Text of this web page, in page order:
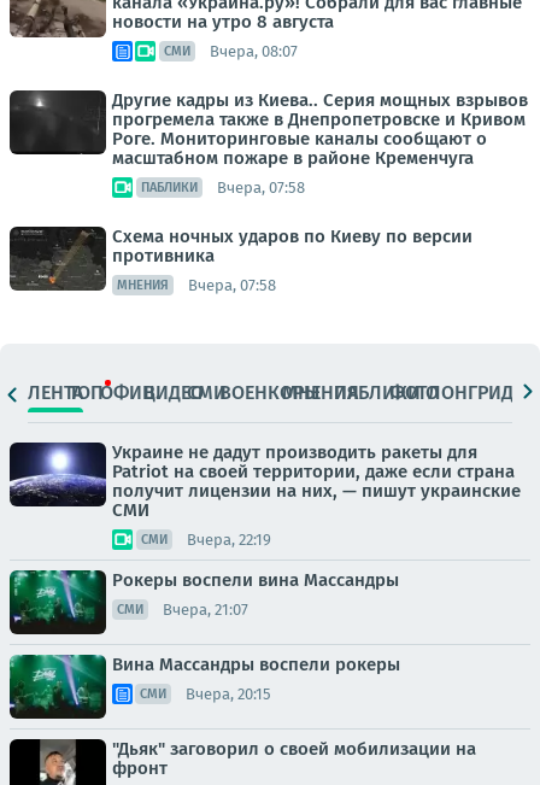
новости на утро 8 августа
СМИ Вчера, 08:07
Другие кадры из Киева.. Серия мощных взрывов
прогремела также в Днепропетровске и Кривом
Роге. Мониторинговые каналы сообщают о
масштабном пожаре в районе Кременчуга
ПАБЛИКИ Вчера, 07:58
Схема ночных ударов по Киеву по версии
противника
МНЕНИЯ Вчера, 07:58
ЛЕНТАТОПОФИЦ.ВИДЕОСМИВОЕНКОРЫМНЕНИЯПАБЛИКИ
ФОТОЛОНГРИДЫ
Украине не дадут производить ракеты для
Patriot на своей территории, даже если страна
получит лицензии на них, — пишут украинские
СМИ
СМИ Вчера, 22:19
Рокеры воспели вина Массандры
СМИ Вчера, 21:07
Вина Массандры воспели рокеры
СМИ Вчера, 20:15
"Дьяк" заговорил о своей мобилизации на
фронт